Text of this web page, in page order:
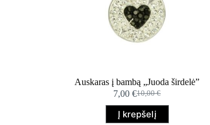
Auskaras į bambą „Juoda širdelė”
10,00€
Original
price
was:
7,00€Current
price
is:
Į krepšelį